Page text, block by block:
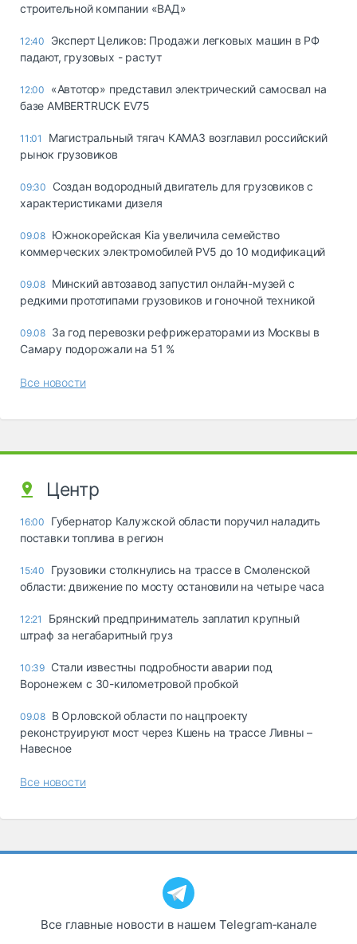
строительной компании «ВАД»
12:40
Эксперт Целиков: Продажи легковых машин в РФ
падают, грузовых - растут
12:00
«Автотор» представил электрический самосвал на
базе AMBERTRUCK EV75
11:01
Магистральный тягач КАМАЗ возглавил российский
рынок грузовиков
09:30
Создан водородный двигатель для грузовиков с
характеристиками дизеля
09.08 Южнокорейская Kia увеличила семейство
коммерческих электромобилей PV5 до 10 модификаций
09.08 Минский автозавод запустил онлайн-музей с
редкими прототипами грузовиков и гоночной техникой
09.08 За год перевозки рефрижераторами из Москвы в
Самару подорожали на 51 %
Все новости
Центр
16:00
Губернатор Калужской области поручил наладить
поставки топлива в регион
15:40
Грузовики столкнулись на трассе в Смоленской
области: движение по мосту остановили на четыре часа
12:21
Брянский предприниматель заплатил крупный
штраф за негабаритный груз
10:39 Стали известны подробности аварии под
Воронежем с 30-километровой пробкой
09.08 В Орловской области по нацпроекту
реконструируют мост через Кшень на трассе Ливны –
Навесное
Все новости
Все главные новости в нашем Telegram‑канале